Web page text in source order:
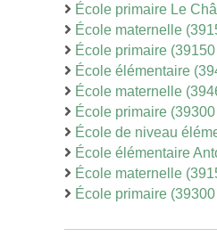
École primaire Le
École maternelle
École primaire
École élémentaire
École maternelle
École primaire
École de niveau
École élémentaire
École maternelle
École primaire